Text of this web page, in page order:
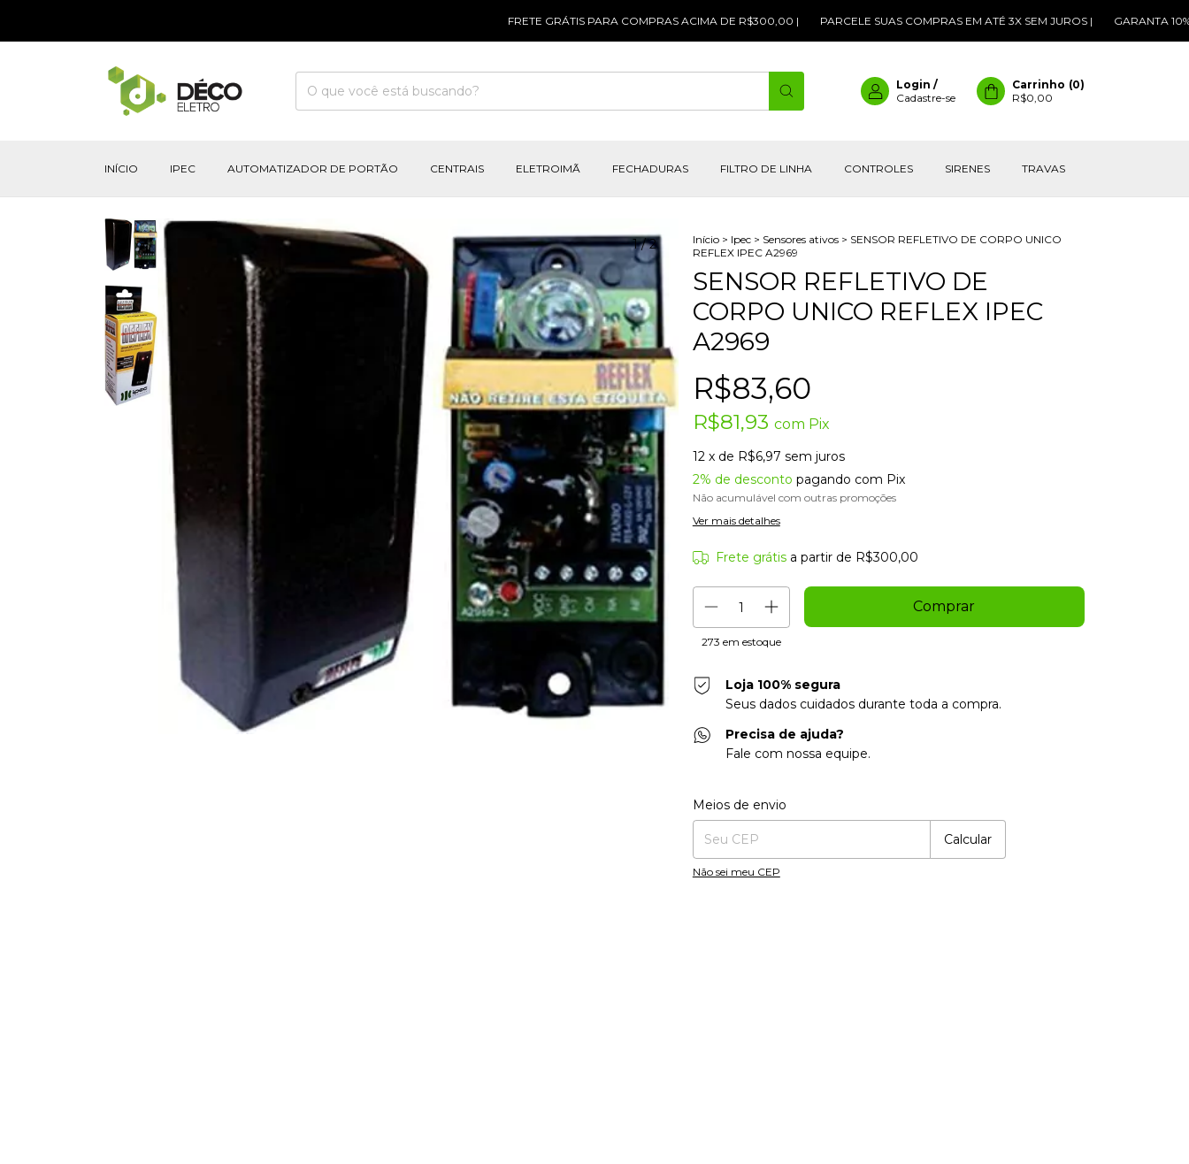
FRETE GRÁTIS PARA COMPRAS ACIMA DE R$300,00 | PARCELE SUAS COMPRAS EM ATÉ 3X SEM JUROS | GARANTA 10% DE
Login /
Cadastre-se
Carrinho (0)
R$0,00
INÍCIO IPEC AUTOMATIZADOR DE PORTÃO CENTRAIS ELETROIMÃ FECHADURAS FILTRO DE LINHA CONTROLES SIRENES TRAVAS
1/2 Início > Ipec > Sensores ativos > SENSOR REFLETIVO DE CORPO UNICO
REFLEX IPEC A2969
SENSOR REFLETIVO DE
CORPO UNICO REFLEX IPEC
A2969
R$83,60
R$81,93 com Pix
12 x de R$6,97 sem juros
2% de desconto pagando com Pix
Não acumulável com outras promoções
Ver mais detalhes
Frete grátis a partir de R$300,00
273 em estoque
Loja 100% segura
Seus dados cuidados durante toda a compra.
Precisa de ajuda?
Fale com nossa equipe.
Entregas para o CEP:
Meios de envio
Calcular
Não sei meu CEP